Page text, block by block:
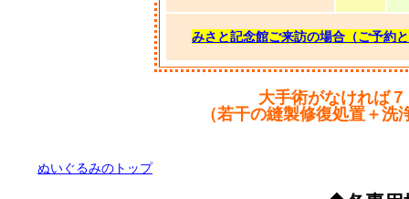
みさと記念館ご来訪の場合（ご予約
大手術がなければ
（若干の縫製修復処置＋
ぬいぐるみのトップ